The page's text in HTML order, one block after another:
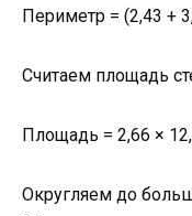
Периметр = (2,43 +
Считаем площадь
Площадь = 2,66 ×
Округляем до